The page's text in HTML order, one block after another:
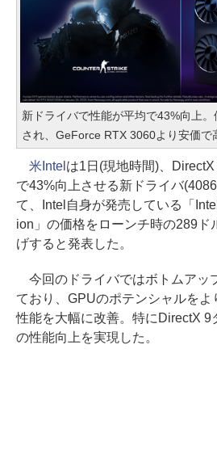
新ドライバで性能が平均で43%向上
され、GeForce RTX 3060より安価で
米Intel は1日(現地時間)、
で43%向上させる新ドライバ
て、Intel自身が発売している「
ion」の価格をローンチ時の289ド
げすると発表した。
今回のドライバではボトムアッ
ており、GPUのポテンシャルをよ
性能を大幅に改善。特にDirectX 9
の性能向上を実現した。